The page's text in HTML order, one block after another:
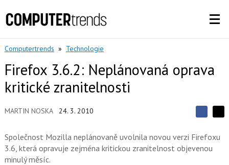
Computertrends » Technologie
Firefox 3.6.2: Neplánovaná oprava
kritické zranitelnosti
MARTIN NOSKA 24. 3. 2010
S
í
l
S
l
e
í
Společnost Mozilla neplánovaně uvolnila novou verzi Firefoxu
3.6, která opravuje zejména kritickou zranitelnost objevenou
minulý měsíc.